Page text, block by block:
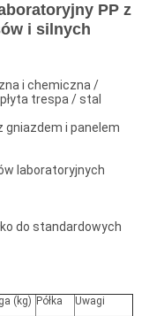
PP z
i silnych
i chemiczna /
trespa / stal
gniazdem i panelem
laboratoryjnych
do standardowych
(kg) Półka
Uwagi